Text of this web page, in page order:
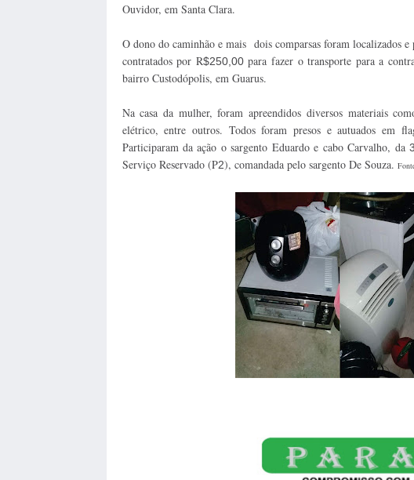
Ouvidor, em Santa Clara.
O dono do caminhão e mais dois comparsas foram localizados
contratados por R$250,00para fazer o transporte para a
bairro Custodópolis, em Guarus.
Na casa da mulher, foram apreendidos diversos materiais
elétrico, entre outros. Todos foram presos e autuados em
Participaram da ação o sargento Eduardo e cabo Carvalho, da
Serviço Reservado (P2), comandada pelo sargento De Souza.